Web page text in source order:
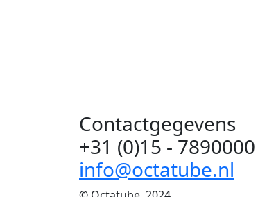
Contactgegevens
+31 (0)15 - 7890000
info@octatube.nl